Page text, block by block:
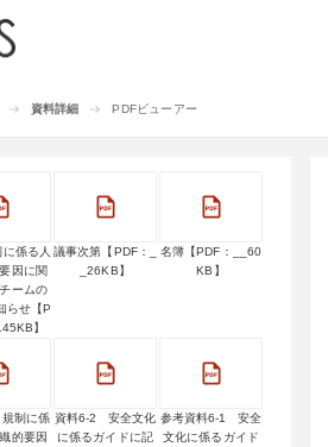
資料詳細 PDFビューアー
係る人
因に関
ームの
らせ【P
】
議事次第【PDF：_
_26KB】
名簿【PDF：__60
KB】
制に係
的要因
資料6-2 安全文化
に係るガイドに記
参考資料6-1 安全
文化に係るガイド